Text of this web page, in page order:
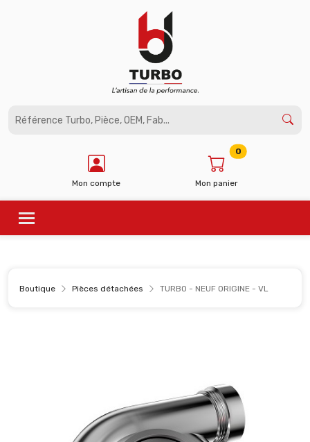
Mon compte Mon panier
0
Boutique Pièces détachées TURBO - NEUF ORIGINE - VL
Panneau de gestion des cookies